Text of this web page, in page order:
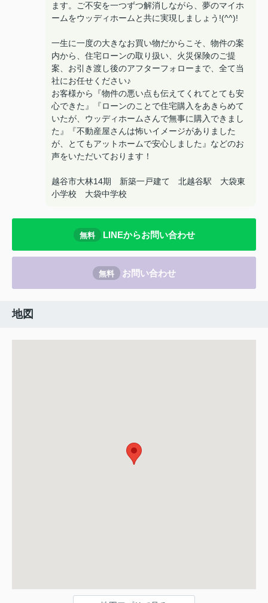
ます。ご不安を一つずつ解消しながら、夢のマイホ
ームをウッディホームと共に実現しましょう!(^^)!
一生に一度の大きなお買い物だからこそ、物件の案
内から、住宅ローンの取り扱い、火災保険のご提
案、お引き渡し後のアフターフォローまで、全て当
社にお任せください♪
お客様から『物件の悪い点も伝えてくれてとても安
心できた』『ローンのことで住宅購入をあきらめて
いたが、ウッディホームさんで無事に購入できまし
た』『不動産屋さんは怖いイメージがありました
が、とてもアットホームで安心しました』などのお
声をいただいております！
越谷市大林14期 新築一戸建て 北越谷駅 大袋東
小学校 大袋中学校
無料 LINEからお問い合わせ
無料 お問い合わせ
地図